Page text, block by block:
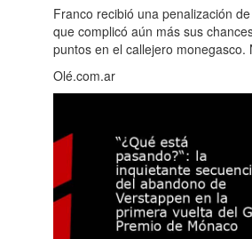
Franco recibió una penalización
que complicó aún más sus
puntos en el callejero monegasco.
Olé.com.ar